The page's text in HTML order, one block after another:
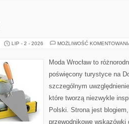
LIP - 2 - 2026 MOŻLIWOŚĆ
Moda Wrocław to
poświęcony turystyce na
szczególnym
które tworzą niezwykle
Polski. Strona jest
przewodnikowe